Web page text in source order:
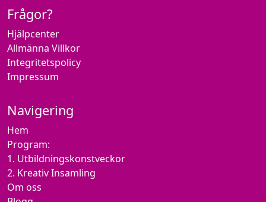
Frågor?
Hjälpcenter
Allmänna Villkor
Integritetspolicy
Impressum
Navigering
Hem
Program:
1. Utbildningskonstveckor
2. Kreativ Insamling
Om oss